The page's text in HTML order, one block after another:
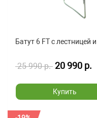
Батут 6 FT с лестницей
25 990 р. 20 990 р.
Купить